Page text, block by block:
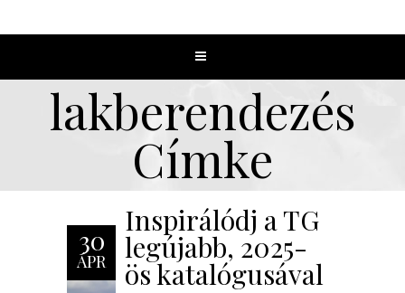
lakberendezés
Címke
30
ÁPR
Inspirálódj a TG
legújabb, 2025-
ös katalógusával